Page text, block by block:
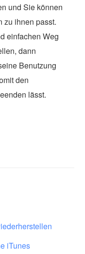
und Sie können
zu ihnen passt.
einfachen Weg
dann
Benutzung
den
lässt.
iTunes